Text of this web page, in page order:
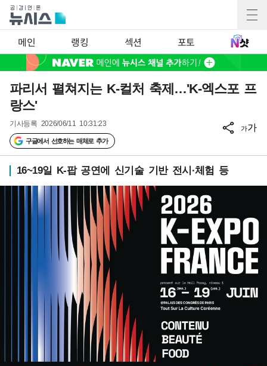
메인 랭킹 섹션 포토
파리서 펼쳐지는 K-컬처 축제…'K-엑스포 프
랑스'
기사등록 2026/06/11 10:31:23
구글에서 선호하는 매체로 추가
가가
16~19일 K-팝 공연에 신기술 기반 전시·체험 등